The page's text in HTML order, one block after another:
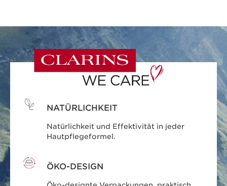
NATÜRLICHKEIT
Natürlichkeit und Effektivität in jeder
Hautpflegeformel.
ÖKO-DESIGN